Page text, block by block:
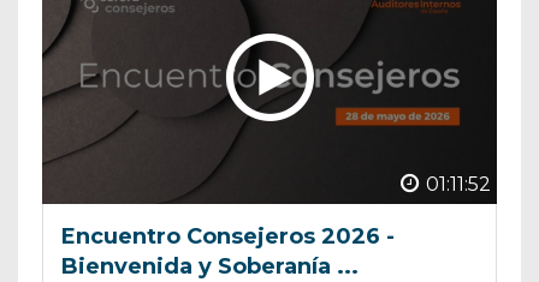
01:11:52
Encuentro Consejeros 2026 -
Bienvenida y Soberanía ...